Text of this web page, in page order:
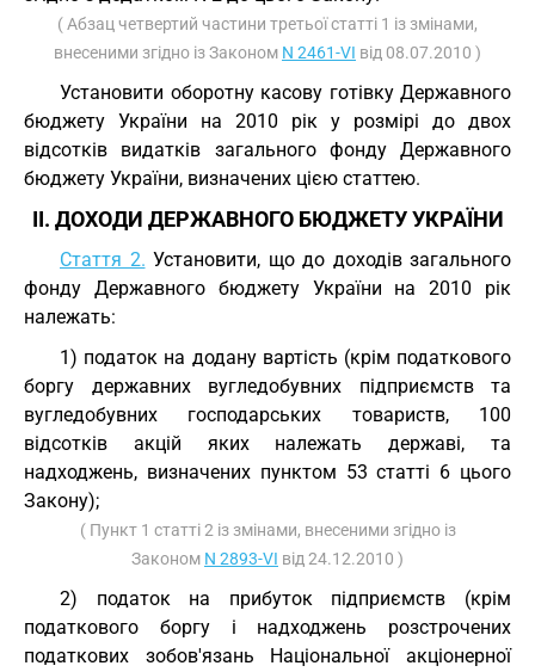
( Абзац четвертий частини третьої статті 1 із змінами,
внесеними згідно із Законом N 2461-VI від 08.07.2010 )
Установити оборотну касову готівку Державного
бюджету України на 2010 рік у розмірі до двох
відсотків видатків загального фонду Державного
бюджету України, визначених цією статтею.
II. ДОХОДИ ДЕРЖАВНОГО БЮДЖЕТУ УКРАЇНИ
Стаття 2. Установити, що до доходів загального
фонду Державного бюджету України на 2010 рік
належать:
1) податок на додану вартість (крім податкового
боргу державних вугледобувних підприємств та
вугледобувних господарських товариств, 100
відсотків акцій яких належать державі, та
надходжень, визначених пунктом 53 статті 6 цього
Закону);
( Пункт 1 статті 2 із змінами, внесеними згідно із
Законом N 2893-VI від 24.12.2010 )
2) податок на прибуток підприємств (крім
податкового боргу і надходжень розстрочених
податкових зобов'язань Національної акціонерної